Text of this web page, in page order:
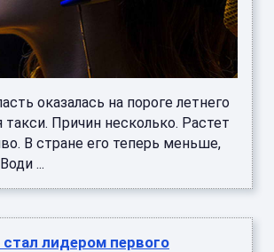
оказалась на пороге летнего
Причин несколько. Растет
В стране его теперь меньше,
...
лидером первого